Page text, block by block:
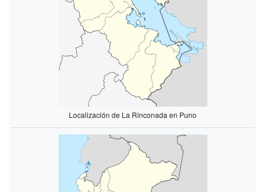
Localización de La Rinconada en Puno